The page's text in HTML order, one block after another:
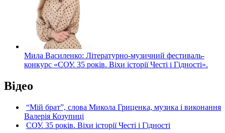
Мила Василенко: Літературно-музичний фестиваль-
конкурс «СОУ. 35 років. Віхи історії Честі і Гідності».
Відео
“Мій брат”, слова Микола Гриценка, музика і виконання
Валерія Козупиці
СОУ. 35 років. Віхи історії Честі і Гідності